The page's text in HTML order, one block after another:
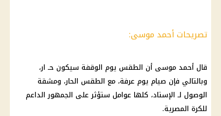
تصريحات أحمد موسى:
قال أحمد موسى أن الطقس يوم الوقفة سيكون حـ ار،
وبالتالي فإن صيام يوم عرفة، مع الطقس الحار، ومشقة
الوصول لـ الإستاد، كلها عوامل ستؤثر على الجمهور الداعم
للكرة المصرية.